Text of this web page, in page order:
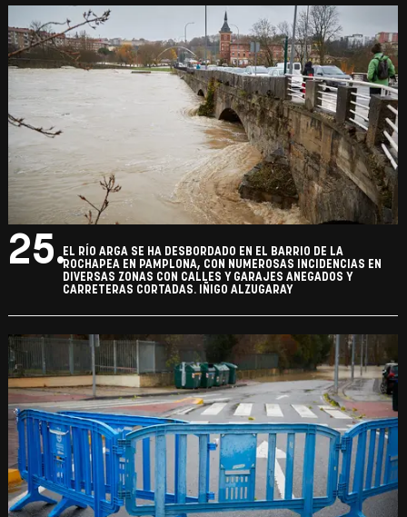
25.EL RÍO ARGA SE HA DESBORDADO EN EL BARRIO DE LA
ROCHAPEA EN PAMPLONA, CON NUMEROSAS INCIDENCIAS EN
DIVERSAS ZONAS CON CALLES Y GARAJES ANEGADOS Y
CARRETERAS CORTADAS. IÑIGO ALZUGARAY